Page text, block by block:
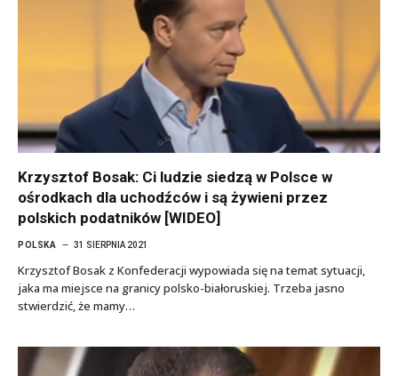
Krzysztof Bosak: Ci ludzie siedzą w Polsce w
ośrodkach dla uchodźców i są żywieni przez
polskich podatników [WIDEO]
POLSKA 31 SIERPNIA 2021
Krzysztof Bosak z Konfederacji wypowiada się na temat sytuacji,
jaka ma miejsce na granicy polsko-białoruskiej. Trzeba jasno
stwierdzić, że mamy…